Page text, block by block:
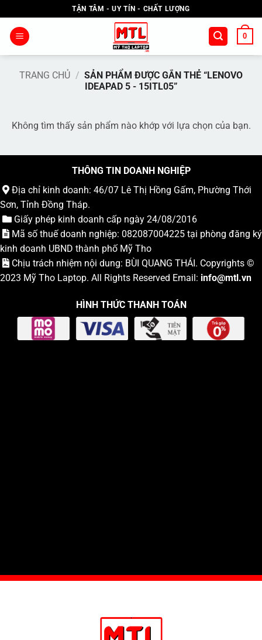
qua
nội
TẬN TÂM - UY TÍN - CHẤT LƯỢNG
0
TRANG CHỦ / SẢN PHẨM ĐƯỢC GẮN THẺ “LENOVO
IDEAPAD 5 - 15ITL05”
Không tìm thấy sản phẩm nào khớp với lựa chọn của bạn.
THÔNG TIN DOANH NGHIỆP
Địa chỉ kinh doanh: 46/07 Lê Thị Hồng Gấm, Phường Thới
Sơn, Tỉnh Đồng Tháp.
Giấy phép kinh doanh cấp ngày 24/08/2016
Mã số thuế doanh nghiệp: 082087004225 tại phòng đăng ký
kinh doanh UBND thành phố Mỹ Tho
Chịu trách nhiệm nội dung: BÙI QUANG THÁI. Copyrights ©
2023 Mỹ Tho Laptop. All Rights Reserved Email: info@mtl.vn
HÌNH THỨC THANH TOÁN